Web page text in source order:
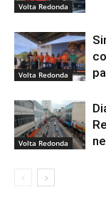
Volta Redonda
Volta Redonda
Volta Redonda